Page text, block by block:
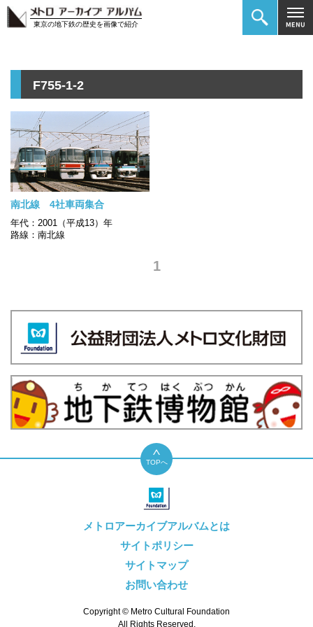
東京の地下鉄の歴史を画像で紹介
F755-1-2
南北線 4社車両集合
年代：2001（平成13）年
路線：南北線
1
TOPへ
メトロアーカイブアルバムとは
サイトポリシー
サイトマップ
お問い合わせ
Copyright © Metro Cultural Foundation
All Rights Reserved.